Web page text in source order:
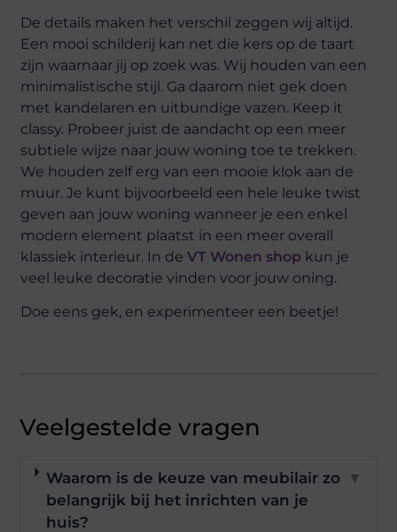
De details maken het verschil zeggen wij altijd.
Een mooi schilderij kan net die kers op de taart
zijn waarnaar jij op zoek was. Wij houden van een
minimalistische stijl. Ga daarom niet gek doen
met kandelaren en uitbundige vazen. Keep it
classy. Probeer juist de aandacht op een meer
subtiele wijze naar jouw woning toe te trekken.
We houden zelf erg van een mooie klok aan de
muur. Je kunt bijvoorbeeld een hele leuke twist
geven aan jouw woning wanneer je een enkel
modern element plaatst in een meer overall
klassiek interieur. In deVT Wonen shop kun je
veel leuke decoratie vinden voor jouw oning.
Doe eens gek, en experimenteer een beetje!
Veelgestelde vragen
Waarom is de keuze van meubilair zo
belangrijk bij het inrichten van je
huis?
▼